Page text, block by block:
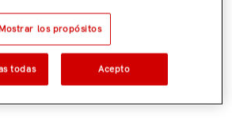
VENDIDO
deseos
Mostrar los propósitos
todas Acepto